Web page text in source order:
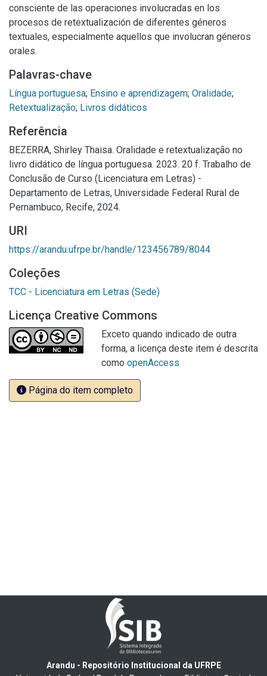
consciente de las operaciones involucradas en los
procesos de retextualización de diferentes géneros
textuales, especialmente aquellos que involucran géneros
orales.
Palavras-chave
Língua portuguesa; Ensino e aprendizagem; Oralidade;
Retextualização;
Referência
BEZERRA, Shirley Thaisa. Oralidade e retextualização no
livro didático de língua portuguesa. 2023. 20 f. Trabalho de
Conclusão de Curso (Licenciatura em Letras) -
Departamento de Letras, Universidade Federal Rural de
Pernambuco, Recife, 2024.
URI
https://arandu.ufrpe.br/handle/123456789/8044
Coleções
TCC - Licenciatura em Letras (Sede)
Licença Creative Commons
Exceto quando indicado de outra
forma, a licença deste item é descrita
como openAccess
Página do item completo
Arandu - Repositório Institucional da UFRPE